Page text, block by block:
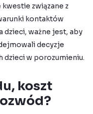
związane z
kontaktów
dzieci, ważne jest, aby
decyzje
dzieci w porozumieniu.
koszt